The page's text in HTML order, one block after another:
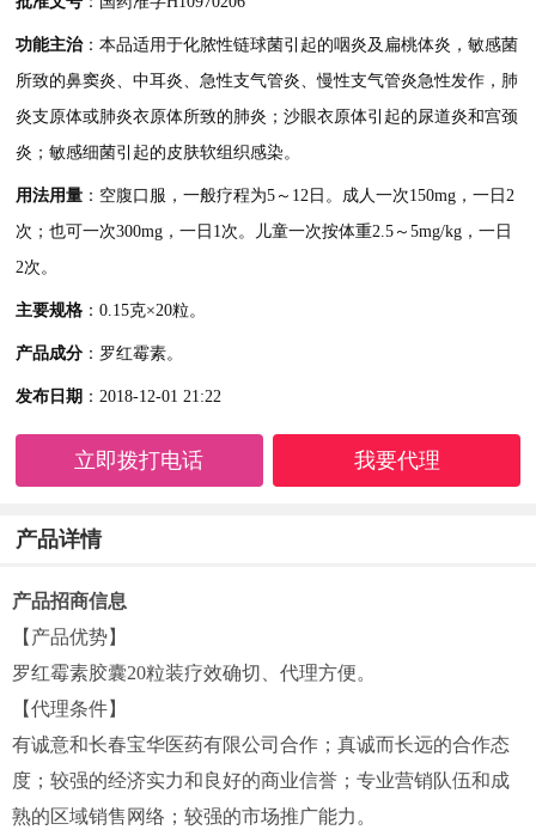
功能主治：本品适用于化脓性链球菌引起的咽炎及扁桃体炎，敏感菌
所致的鼻窦炎、中耳炎、急性支气管炎、慢性支气管炎急性发作，肺
炎支原体或肺炎衣原体所致的肺炎；沙眼衣原体引起的尿道炎和宫颈
炎；敏感细菌引起的皮肤软组织感染。
用法用量 ：空腹口服，一般疗程为5～12日。成人一次150mg，一日2
次；也可一次300mg，一日1次。儿童一次按体重2.5～5mg/kg，一日
2次。
主要规格 ：0.15克×20粒。
产品成分 ：罗红霉素。
发布日期 ：2018-12-01 21:22
立即拨打电话 我要代理
产品详情
产品招商信息
【产品优势】
罗红霉素胶囊20粒装疗效确切、代理方便。
【代理条件】
有诚意和长春宝华医药有限公司合作；真诚而长远的合作态
度；较强的经济实力和良好的商业信誉；专业营销队伍和成
熟的区域销售网络；较强的市场推广能力。